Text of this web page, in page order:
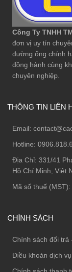
Công Ty TNHH
đơn vị uy tín
đường ống chính
đồng hành cùng
chuyên nghiệp.
THÔNG TIN LIÊN
Email:
Hotline:
Địa Chỉ: 331/41
Hồ Chí Minh, Việt
Mã số thuế
CHÍNH SÁCH
Chính sách đổi trả
Điều khoản dịch vụ